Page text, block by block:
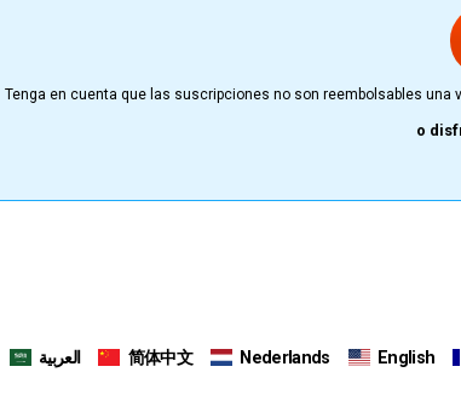
Tenga en cuenta que las suscripciones no son reembolsables
o
العربية 简体中文 Nederlands English